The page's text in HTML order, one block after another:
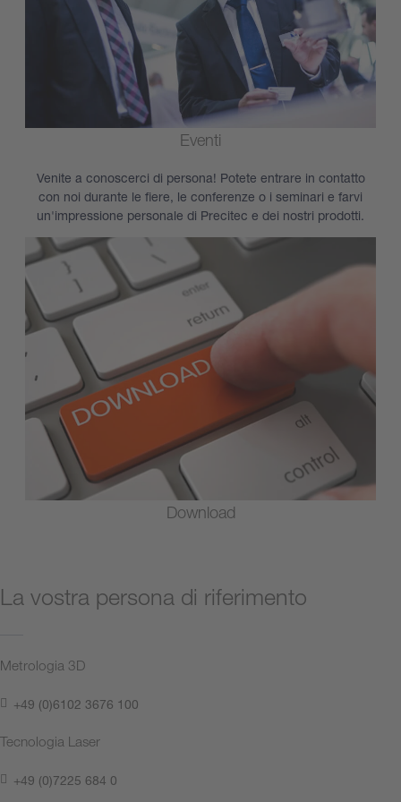
Eventi
Venite a conoscerci di persona! Potete entrare in contatto
con noi durante le fiere, le conferenze o i seminari e farvi
un'impressione personale di Precitec e dei nostri prodotti.
Download
La vostra persona di riferimento
Metrologia 3D
+49 (0)6102 3676 100
Tecnologia Laser
+49 (0)7225 684 0